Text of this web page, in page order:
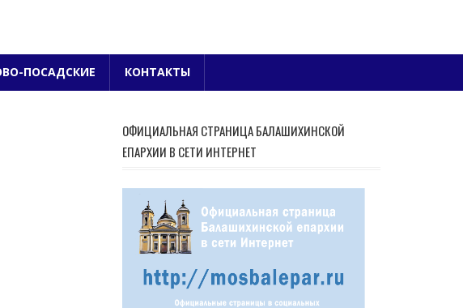
ПОСАДСКИЕ КОНТАКТЫ
ОФИЦИАЛЬНАЯ СТРАНИЦА БАЛАШИХИНСКОЙ
ЕПАРХИИ В СЕТИ ИНТЕРНЕТ